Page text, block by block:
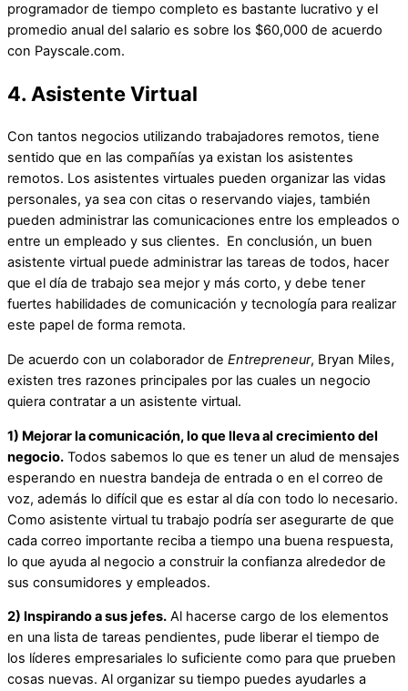
programador de tiempo completo es bastante lucrativo y el
promedio anual del salario es sobre los $60,000 de acuerdo
con Payscale.com.
4. Asistente Virtual
Con tantos negocios utilizando trabajadores remotos, tiene
sentido que en las compañías ya existan los asistentes
remotos. Los asistentes virtuales pueden organizar las vidas
personales, ya sea con citas o reservando viajes, también
pueden administrar las comunicaciones entre los empleados o
entre un empleado y sus clientes. En conclusión, un buen
asistente virtual puede administrar las tareas de todos, hacer
que el día de trabajo sea mejor y más corto, y debe tener
fuertes habilidades de comunicación y tecnología para realizar
este papel de forma remota.
De acuerdo con un colaborador de Entrepreneur, Bryan Miles,
existen tres razones principales por las cuales un negocio
quiera contratar a un asistente virtual.
1) Mejorar la comunicación, lo que lleva al crecimiento del
negocio. Todos sabemos lo que es tener un alud de mensajes
esperando en nuestra bandeja de entrada o en el correo de
voz, además lo difícil que es estar al día con todo lo necesario.
Como asistente virtual tu trabajo podría ser asegurarte de que
cada correo importante reciba a tiempo una buena respuesta,
lo que ayuda al negocio a construir la confianza alrededor de
sus consumidores y empleados.
2) Inspirando a sus jefes. Al hacerse cargo de los elementos
en una lista de tareas pendientes, pude liberar el tiempo de
los líderes empresariales lo suficiente como para que prueben
cosas nuevas. Al organizar su tiempo puedes ayudarles a